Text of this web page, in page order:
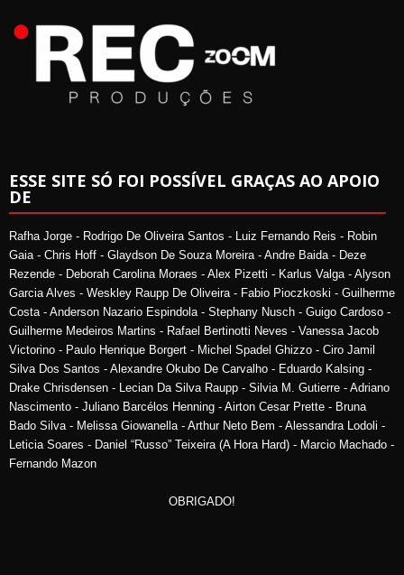
ESSE SITE SÓ FOI POSSÍVEL GRAÇAS AO APOIO
DE
Rafha Jorge - Rodrigo De Oliveira Santos - Luiz Fernando Reis - Robin
Gaia - Chris Hoff - Glaydson De Souza Moreira - Andre Baida - Deze
Rezende - Deborah Carolina Moraes - Alex Pizetti - Karlus Valga - Alyson
Garcia Alves - Weskley Raupp De Oliveira - Fabio Pioczkoski - Guilherme
Costa - Anderson Nazario Espindola - Stephany Nusch - Guigo Cardoso -
Guilherme Medeiros Martins - Rafael Bertinotti Neves - Vanessa Jacob
Victorino - Paulo Henrique Borgert - Michel Spadel Ghizzo - Ciro Jamil
Silva Dos Santos - Alexandre Okubo De Carvalho - Eduardo Kalsing -
Drake Chrisdensen - Lecian Da Silva Raupp - Silvia M. Gutierre - Adriano
Nascimento - Juliano Barcélos Henning - Airton Cesar Prette - Bruna
Bado Silva - Melissa Giowanella - Arthur Neto Bem - Alessandra Lodoli -
Leticia Soares - Daniel “Russo” Teixeira (A Hora Hard) - Marcio Machado -
Fernando Mazon
OBRIGADO!